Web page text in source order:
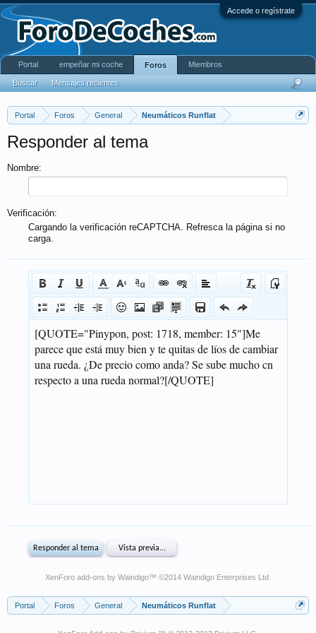
Accede o regístrate
Portal Foros General Neumáticos Runflat
Responder al tema
Nombre:
Verificación:
Cargando la verificación reCAPTCHA. Refresca la página si no
carga.
XenForo add-ons by Waindigo™ ©2014 Waindigo Enterprises Ltd
Portal Foros General Neumáticos Runflat
Portal empeñar mi coche Foros
Buscar Mensajes recientes
Miembros